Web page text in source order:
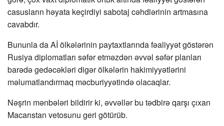
casusların həyata keçirdiyi sabotaj cəhdlərinin artmasına
cavabdır.
Bununla da Aİ ölkələrinin paytaxtlarında fəaliyyət göstərən
Rusiya diplomatları səfər etməzdən əvvəl səfər planları
barədə gedəcəkləri digər ölkələrin hakimiyyətlərini
məlumatlandırmaq məcburiyyətində olacaqlar.
Nəşrin mənbələri bildirir ki, əvvəllər bu tədbirə qarşı çıxan
Macarıstan vetosunu geri götürüb.